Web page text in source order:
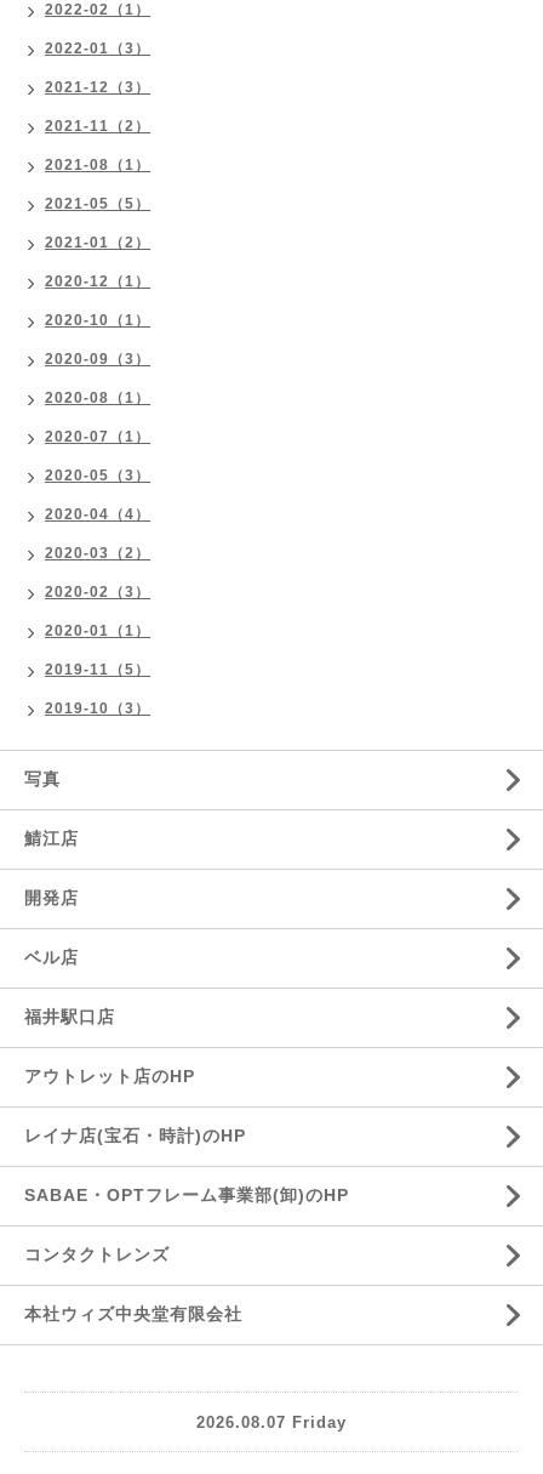
2022-02（1）
2022-01（3）
2021-12（3）
2021-11（2）
2021-08（1）
2021-05（5）
2021-01（2）
2020-12（1）
2020-10（1）
2020-09（3）
2020-08（1）
2020-07（1）
2020-05（3）
2020-04（4）
2020-03（2）
2020-02（3）
2020-01（1）
2019-11（5）
2019-10（3）
写真
鯖江店
開発店
ベル店
福井駅口店
アウトレット店のHP
レイナ店(宝石・時計)のHP
SABAE・OPTフレーム事業部(卸)のHP
コンタクトレンズ
本社ウィズ中央堂有限会社
2026.08.07 Friday